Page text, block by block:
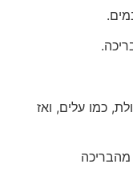
כמו עלים, ואז